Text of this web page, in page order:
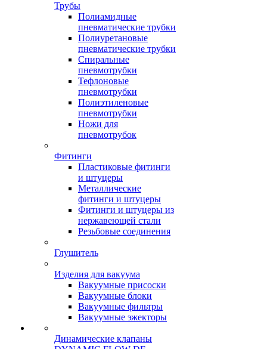
Трубы
Полиамидные
пневматические трубки
Полиуретановые
пневматические трубки
Спиральные
пневмотрубки
Тефлоновые
пневмотрубки
Полиэтиленовые
пневмотрубки
Ножи для
пневмотрубок
Фитинги
Пластиковые фитинги
и штуцеры
Металлические
фитинги и штуцеры
Фитинги и штуцеры из
нержавеющей стали
Резьбовые соединения
Глушитель
Изделия для вакуума
Вакуумные присоски
Вакуумные блоки
Вакуумные фильтры
Вакуумные эжекторы
Динамические клапаны